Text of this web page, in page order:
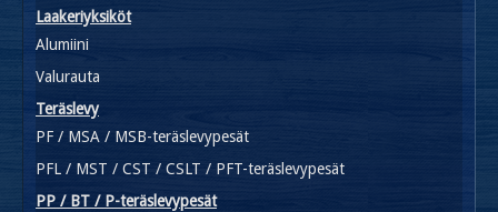
Laakeriyksiköt
Alumiini
Valurauta
Teräslevy
PF / MSA / MSB-teräslevypesät
PFL / MST / CST / CSLT / PFT-teräslevypesät
PP / BT / P-teräslevypesät